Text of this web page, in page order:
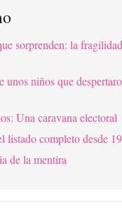
sorprenden: la
unos niños que
Una caravana electoral
listado completo desde
de la mentira